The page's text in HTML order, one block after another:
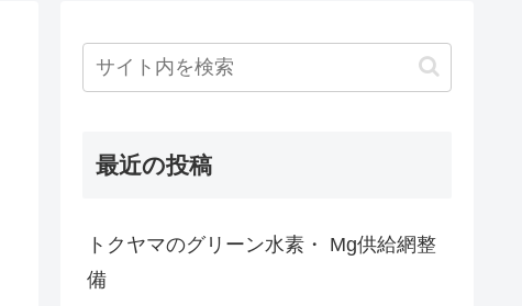
最近の投稿
トクヤマのグリーン水素・ Mg供給網整
備